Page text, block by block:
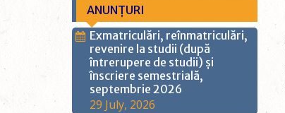
ANUNȚURI
Exmatriculări, reînmatriculări,
revenire la studii (după
întrerupere de studii) și
înscriere semestrială,
septembrie 2026
29 July, 2026